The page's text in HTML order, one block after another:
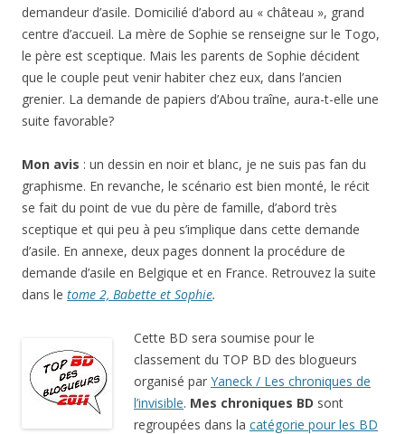
demandeur d’asile. Domicilié d’abord au « château », grand
centre d’accueil. La mère de Sophie se renseigne sur le Togo,
le père est sceptique. Mais les parents de Sophie décident
que le couple peut venir habiter chez eux, dans l’ancien
grenier. La demande de papiers d’Abou traîne, aura-t-elle une
suite favorable?
Mon avis : un dessin en noir et blanc, je ne suis pas fan du
graphisme. En revanche, le scénario est bien monté, le récit
se fait du point de vue du père de famille, d’abord très
sceptique et qui peu à peu s’implique dans cette demande
d’asile. En annexe, deux pages donnent la procédure de
demande d’asile en Belgique et en France. Retrouvez la suite
dans le tome 2, Babette et Sophie.
Cette BD sera soumise pour le
classement du TOP BD des blogueurs
organisé par Yaneck / Les chroniques de
l’invisible. Mes chroniques BD sont
regroupées dans la catégorie pour les BD